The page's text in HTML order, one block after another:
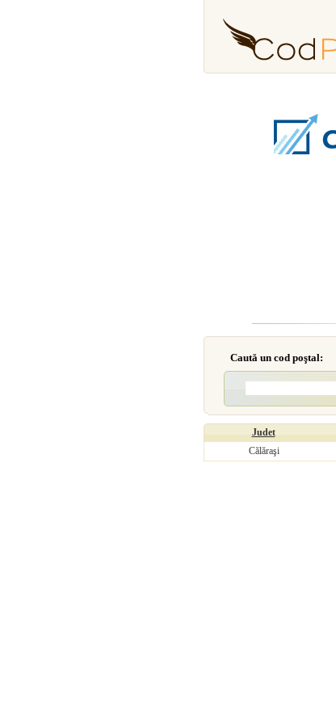
Caută un cod poştal:
Judet
Călăraşi